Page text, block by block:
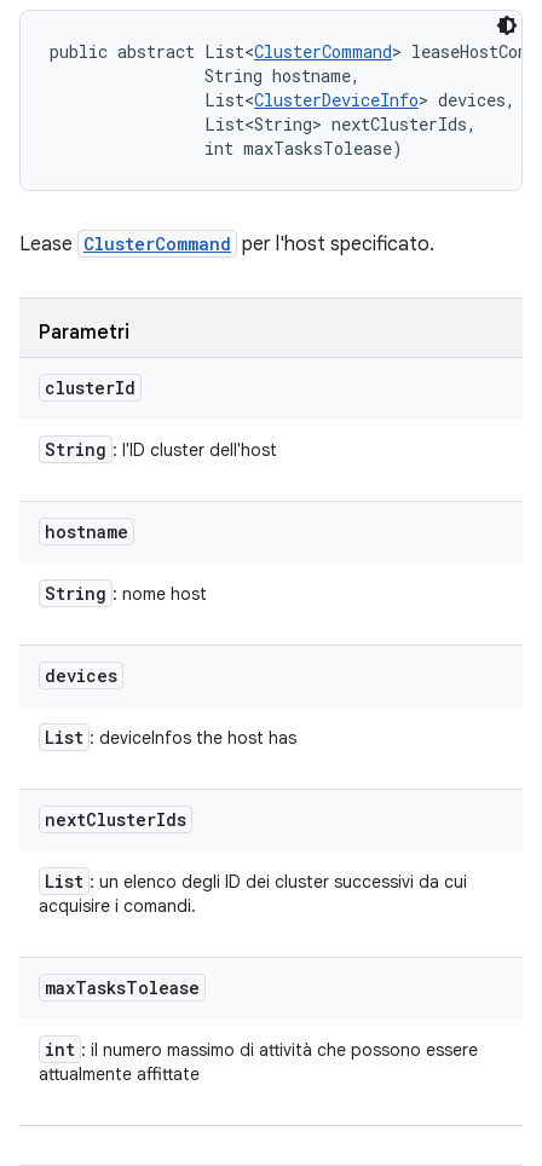
public abstract List<ClusterCommand>
                String hostname,
                List<
ClusterDeviceInfo> devices,
                List<String> nextClusterIds,
                int maxTasksTolease)
Lease ClusterCommand per l'host specificato.
Parametri
clusterId
String : l'ID cluster dell'host
hostname
String : nome host
devices
List : deviceInfos the host has
nextClusterIds
List : un elenco degli ID dei cluster successivi da cui
acquisire i comandi.
maxTasksTolease
int : il numero massimo di attività che possono essere
attualmente affittate